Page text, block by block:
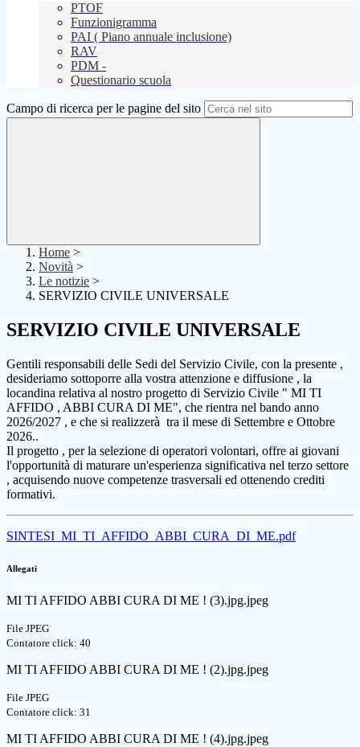
PTOF
Funzionigramma
PAI ( Piano annuale inclusione)
RAV
PDM -
Questionario scuola
Campo di ricerca per le pagine del sito
Home >
Novità >
Le notizie >
SERVIZIO CIVILE UNIVERSALE
SERVIZIO CIVILE UNIVERSALE
Gentili responsabili delle Sedi del Servizio Civile, con la presente ,
desideriamo sottoporre alla vostra attenzione e diffusione , la
locandina relativa al nostro progetto di Servizio Civile " MI TI
AFFIDO , ABBI CURA DI ME", che rientra nel bando anno
2026/2027 , e che si realizzerà tra il mese di Settembre e Ottobre
2026..
Il progetto , per la selezione di operatori volontari, offre ai giovani
l'opportunità di maturare un'esperienza significativa nel terzo settore
, acquisendo nuove competenze trasversali ed ottenendo crediti
formativi.
SINTESI_MI_TI_AFFIDO_ABBI_CURA_DI_ME.pdf
Allegati
MI TI AFFIDO ABBI CURA DI ME ! (3).jpg.jpeg
File JPEG
Contatore click: 40
MI TI AFFIDO ABBI CURA DI ME ! (2).jpg.jpeg
File JPEG
Contatore click: 31
MI TI AFFIDO ABBI CURA DI ME ! (4).jpg.jpeg